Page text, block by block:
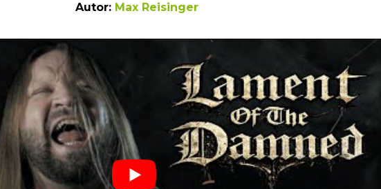
Autor: Max Reisinger